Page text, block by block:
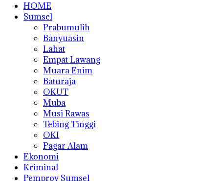
HOME
Sumsel
Prabumulih
Banyuasin
Lahat
Empat Lawang
Muara Enim
Baturaja
OKUT
Muba
Musi Rawas
Tebing Tinggi
OKI
Pagar Alam
Ekonomi
Kriminal
Pemprov Sumsel